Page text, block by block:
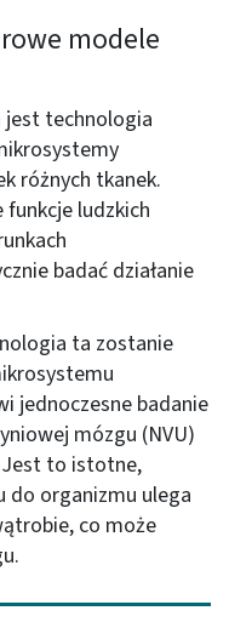
modele
jest technologia
różnych tkanek.
ludzkich
badać działanie
ta zostanie
jednoczesne badanie
mózgu (NVU)
to istotne,
do organizmu ulega
co może